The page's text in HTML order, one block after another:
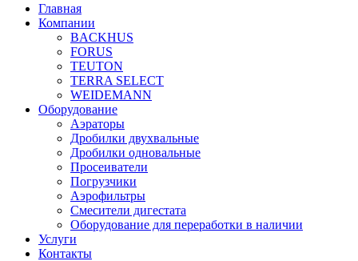
Главная
Компании
BACKHUS
FORUS
TEUTON
TERRA SELECT
WEIDEMANN
Оборудование
Аэраторы
Дробилки двухвальные
Дробилки одновальные
Просеиватели
Погрузчики
Аэрофильтры
Смесители дигестата
Оборудование для переработки в наличии
Услуги
Контакты